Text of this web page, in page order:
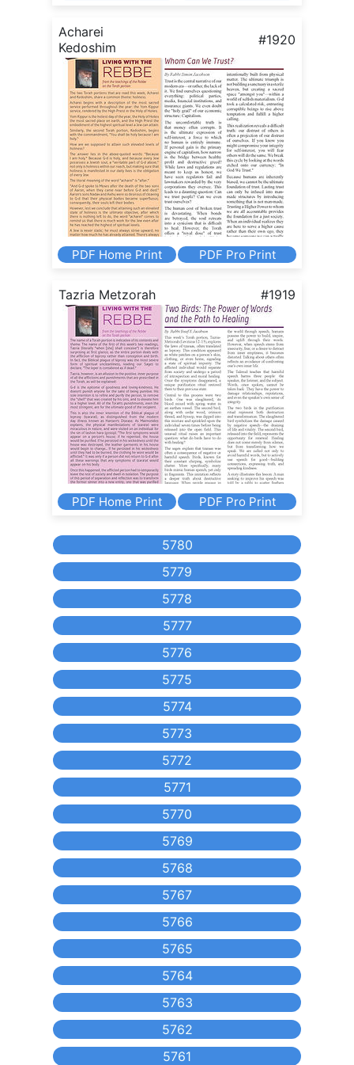
Acharei
Kedoshim
#1920
PDF Home Print PDF Pro Print
Tazria Metzorah #1919
PDF Home Print PDF Pro Print
5780
5779
5778
5777
5776
5775
5774
5773
5772
5771
5770
5769
5768
5767
5766
5765
5764
5763
5762
5761